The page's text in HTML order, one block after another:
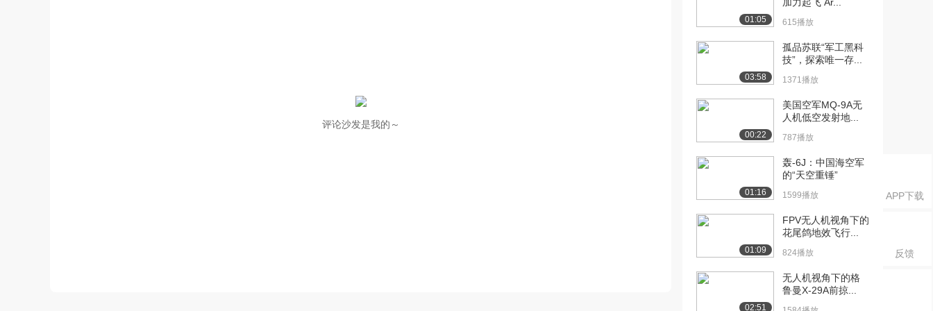
APP下载
反馈
评论沙发是我的～
01:05 615播放
03:58
孤品苏联“军工黑科
技”，探索唯一存...
1371播放
00:22
美国空军MQ-9A无
人机低空发射地...
787播放
01:16
轰-6J：中国海空军
的“天空重锤”
1599播放
01:09
FPV无人机视角下的
花尾鸽地效飞行...
824播放
02:51
无人机视角下的格
鲁曼X-29A前掠...